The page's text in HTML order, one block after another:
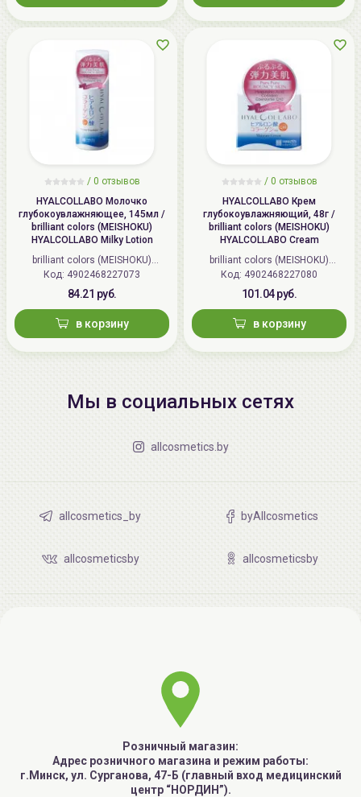
/ 0 отзывов
HYALCOLLABO Молочко
глубокоувлажняющее, 145мл /
brilliant colors (MEISHOKU)
HYALCOLLABO Milky Lotion
brilliant colors (MEISHOKU)
(Япония)
Код: 4902468227073
84.21 руб.
в корзину
/ 0 отзывов
HYALCOLLABO Крем
глубокоувлажняющий, 48г /
brilliant colors (MEISHOKU)
HYALCOLLABO Cream
brilliant colors (MEISHOKU)
(Япония)
Код: 4902468227080
101.04 руб.
в корзину
Мы в социальных сетях
allcosmetics.by
allcosmetics_by byAllcosmetics
allcosmeticsby allcosmeticsby
Розничный магазин:
Адрес розничного магазина и режим работы:
г.Минск, ул. Сурганова, 47-Б (главный вход медицинский
центр “НОРДИН”).